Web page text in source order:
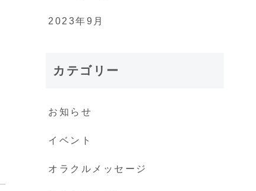
2023年9月
カテゴリー
お知らせ
イベント
オラクルメッセージ